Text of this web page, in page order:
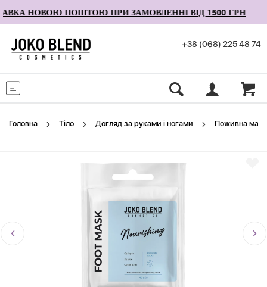
НОВОЮ ПОШТОЮ ПРИ ЗАМОВЛЕННІ ВІД 1500 ГРН
+38 (068) 225 48 74
Головна Тіло Догляд за руками і ногами Поживна